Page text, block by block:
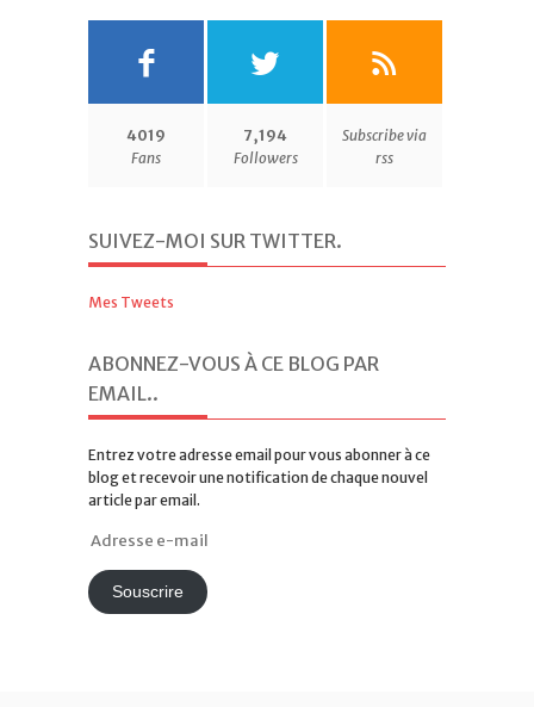
4019
Fans
7,194
Followers
Subscribe via
rss
SUIVEZ-MOI SUR TWITTER.
Mes Tweets
ABONNEZ-VOUS À CE BLOG PAR
EMAIL..
Entrez votre adresse email pour vous abonner à ce
blog et recevoir une notification de chaque nouvel
article par email.
Adresse
mailSouscrire